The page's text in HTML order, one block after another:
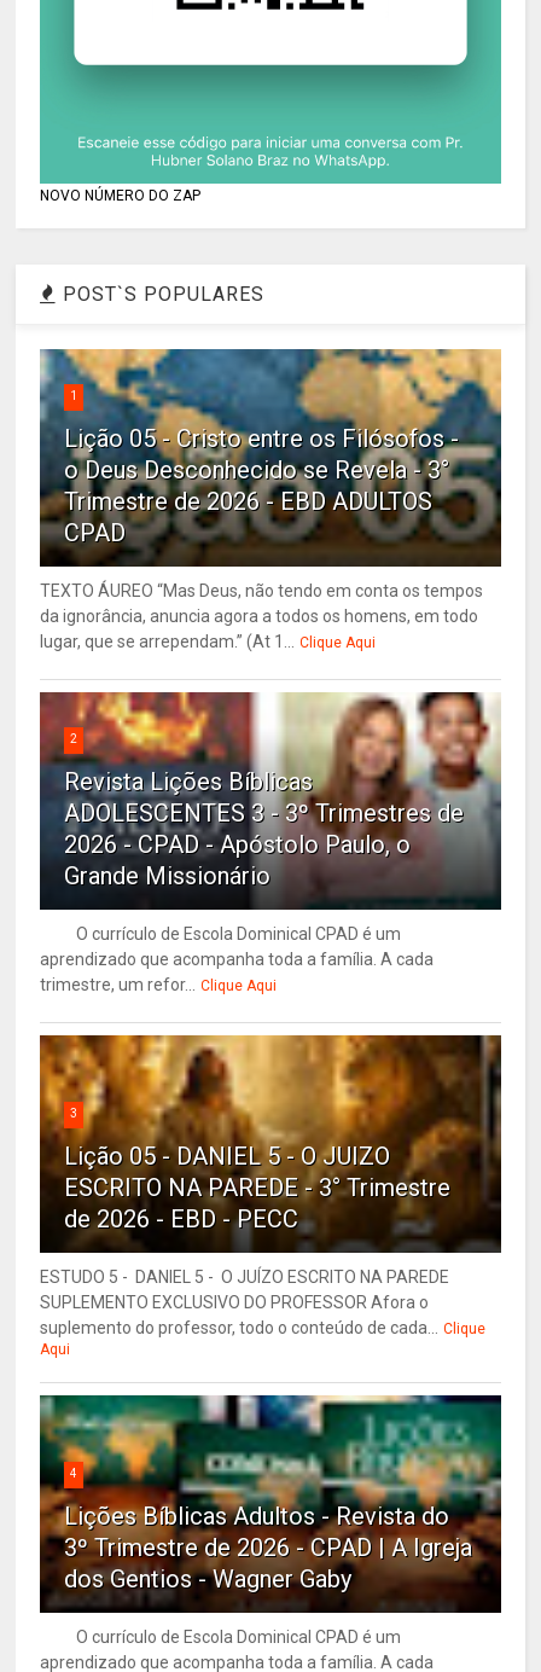
NOVO NÚMERO DO ZAP
POST`S POPULARES
1
Lição 05 - Cristo entre os Filósofos -
o Deus Desconhecido se Revela - 3°
Trimestre de 2026 - EBD ADULTOS
CPAD
TEXTO ÁUREO “Mas Deus, não tendo em conta os tempos
da ignorância, anuncia agora a todos os homens, em todo
lugar, que se arrependam.” (At 1... Clique Aqui
2
Revista Lições Bíblicas
ADOLESCENTES 3 - 3º Trimestres de
2026 - CPAD - Apóstolo Paulo, o
Grande Missionário
O currículo de Escola Dominical CPAD é um
aprendizado que acompanha toda a família. A cada
trimestre, um refor... Clique Aqui
3
Lição 05 - DANIEL 5 - O JUIZO
ESCRITO NA PAREDE - 3° Trimestre
de 2026 - EBD - PECC
ESTUDO 5 - DANIEL 5 - O JUÍZO ESCRITO NA PAREDE
SUPLEMENTO EXCLUSIVO DO PROFESSOR Afora o
suplemento do professor, todo o conteúdo de cada... Clique
Aqui
4
Lições Bíblicas Adultos - Revista do
3º Trimestre de 2026 - CPAD | A Igreja
dos Gentios - Wagner Gaby
O currículo de Escola Dominical CPAD é um
aprendizado que acompanha toda a família. A cada